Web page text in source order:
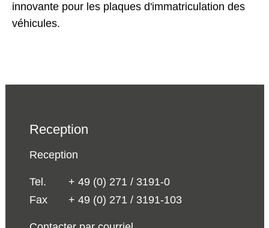
innovante pour les plaques d'immatriculation des
véhicules.
Reception
Reception
Tel.
+ 49 (0) 271 / 3191-0
Fax
+ 49 (0) 271 / 3191-103